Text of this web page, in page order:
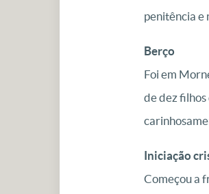
penitência e
Berço
Foi em
de dez
Iniciação
Começou a